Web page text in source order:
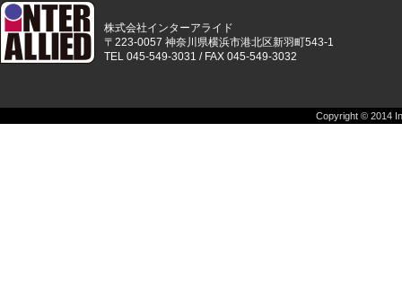
株式会社インターアライド
〒223-0057 神奈川県横浜市港北区新羽町543-1
TEL 045-549-3031 / FAX 045-549-3032
Copyright © 2014